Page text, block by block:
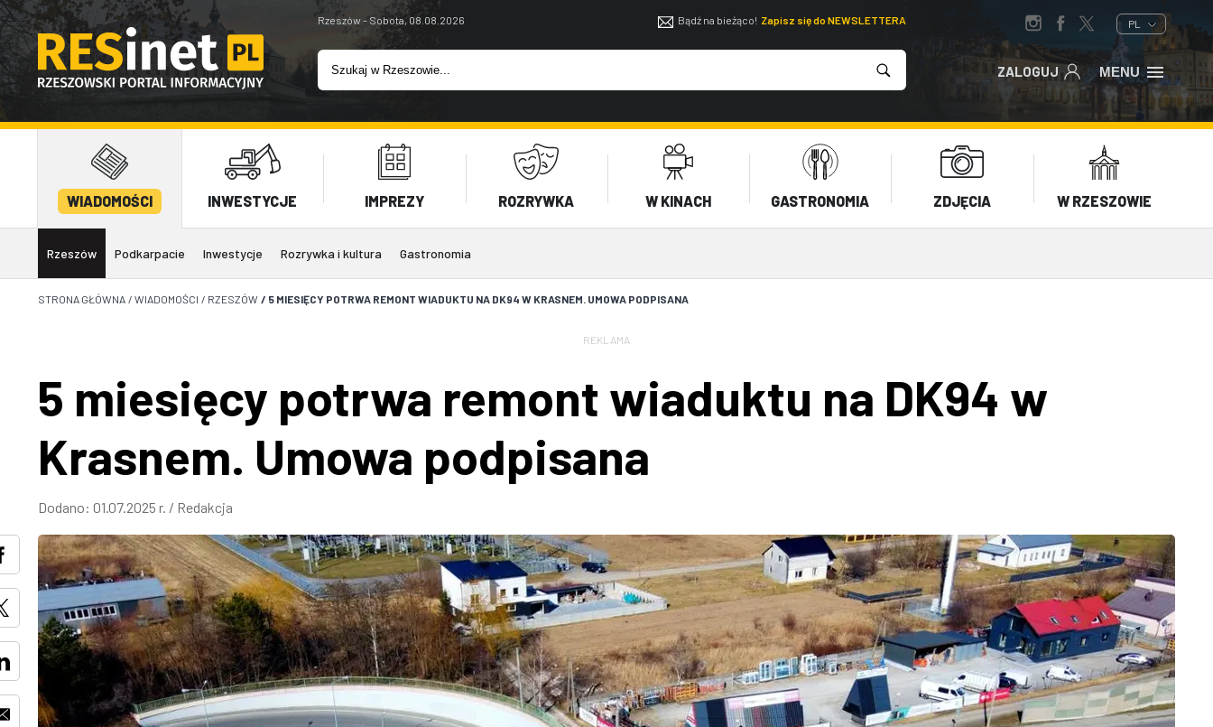
Rzeszów - Sobota, 08.08.2026 Bądź na bieżąco! Zapisz się do NEWSLETTERA PL
ZALOGUJ MENU
WIADOMOŚCI INWESTYCJE IMPREZY ROZRYWKA W KINACH GASTRONOMIA ZDJĘCIA W RZESZOWIE
Rzeszów Podkarpacie Inwestycje Rozrywka i kultura Gastronomia
STRONA GŁÓWNA / WIADOMOŚCI / RZESZÓW / 5 MIESIĘCY POTRWA REMONT WIADUKTU NA DK94 W KRASNEM. UMOWA PODPISANA
REKLAMA
5 miesięcy potrwa remont wiaduktu na DK94 w
Krasnem. Umowa podpisana
Dodano: 01.07.2025 r. / Redakcja